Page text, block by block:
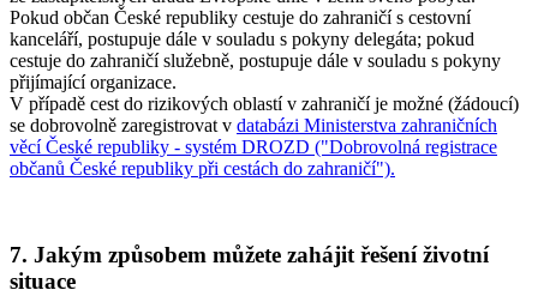
Pokud občan České republiky cestuje do zahraničí s cestovní
kanceláří, postupuje dále v souladu s pokyny delegáta; pokud
cestuje do zahraničí služebně, postupuje dále v souladu s pokyny
přijímající organizace.
V případě cest do rizikových oblastí v zahraničí je možné (žádoucí)
se dobrovolně zaregistrovat v databázi Ministerstva zahraničních
věcí České republiky - systém DROZD ("Dobrovolná registrace
občanů České republiky při cestách do zahraničí").
7. Jakým způsobem můžete zahájit řešení životní
situace